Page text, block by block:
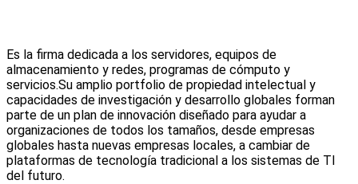
Es la firma dedicada a los servidores, equipos de
almacenamiento y redes, programas de cómputo y
servicios.Su amplio portfolio de propiedad intelectual y
capacidades de investigación y desarrollo globales forman
parte de un plan de innovación diseñado para ayudar a
organizaciones de todos los tamaños, desde empresas
globales hasta nuevas empresas locales, a cambiar de
plataformas de tecnología tradicional a los sistemas de TI
del futuro.